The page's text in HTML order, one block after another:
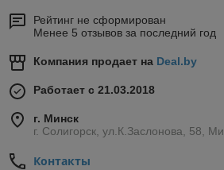
Рейтинг не сформирован
Менее 5 отзывов за последний год
Компания продает на Deal.by
Работает с 21.03.2018
г. Минск
г. Солигорск, ул.К.Заслонова, 58,
Контакты